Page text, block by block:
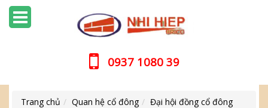
0937 1080 39
Trang chủ Quan hệ cổ đông
Đại hội đồng cổ đông